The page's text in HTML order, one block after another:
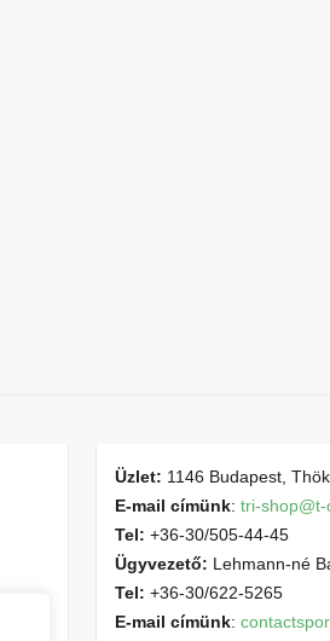
Üzlet: 1146 Budapest,
E-mail címünk:tri-
Tel: +36-30/505-44-45
Ügyvezető: Lehmann-né
Tel: +36-30/622-5265
E-mail címünk: